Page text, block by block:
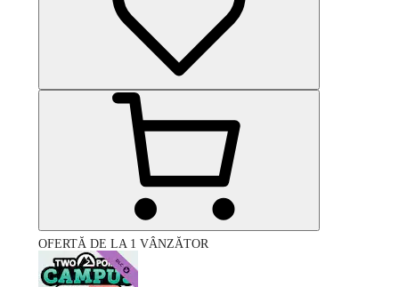
OFERTĂ DE LA 1 VÂNZĂTOR